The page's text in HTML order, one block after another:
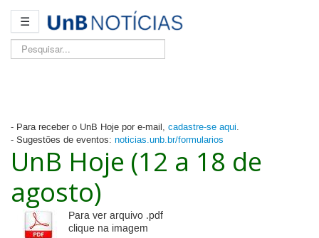
☰
Pesquisar...
- Para receber o UnB Hoje por e-mail, cadastre-se aqui.
- Sugestões de eventos: noticias.unb.br/formularios
UnB Hoje (12 a 18 de
agosto)
Para ver arquivo .pdf
clique na imagem